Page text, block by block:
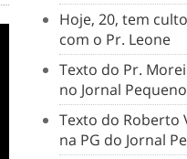
Hoje, 20, tem
com o Pr. Leone
Texto do Pr.
no Jornal Pequeno
Texto do Roberto
na PG do Jornal